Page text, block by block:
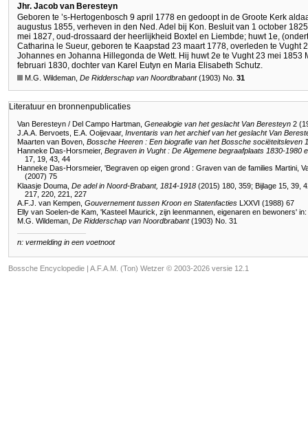
Jhr. Jacob van Beresteyn
Geboren te ’s-Hertogenbosch 9 april 1778 en gedoopt in de Groote Kerk
augustus 1855, verheven in den Ned. Adel bij Kon. Besluit van 1 october
mei 1827, oud-drossaard der heerlijkheid Boxtel en Liembde; huwt 1e,
Catharina le Sueur, geboren te Kaapstad 23 maart 1778, overleden te Vught
Johannes en Johanna Hillegonda de Wett. Hij huwt 2e te Vught 23 mei 1853
februari 1830, dochter van Karel Eutyn en Maria Elisabeth Schutz.
M.G. Wildeman, De Ridderschap van Noordbrabant(1903) No. 31
Literatuur en bronnenpublicaties
Van Beresteyn / Del Campo Hartman, Genealogie van het geslacht Van Beresteyn 2
J.A.A. Bervoets, E.A. Ooijevaar, Inventaris van het archief van het geslacht Van
Maarten van Boven, Bossche Heeren : Een biografie van het Bossche sociëteitsleven
Hanneke Das-Horsmeier, Begraven in Vught : De Algemene begraafplaats 1830-1980
17, 19, 43, 44
Hanneke Das-Horsmeier, 'Begraven op eigen grond : Graven van de families Martini,
(2007) 75
Klaasje Douma, De adel in Noord-Brabant, 1814-1918 (2015) 180, 359; Bijlage 15, 39,
217, 220, 221, 227
A.F.J. van Kempen, Gouvernement tussen Kroon en Statenfacties LXXVI (1988) 67
Elly van Soelen-de Kam, 'Kasteel Maurick, zijn leenmannen, eigenaren en bewoners' in:
M.G. Wildeman, De Ridderschap van Noordbrabant(1903) No. 31
n: vermelding in een voetnoot
Bossche Encyclopedie | A.F.A.M. (Ton) Wetzer © 2003-2026 versie 12.1